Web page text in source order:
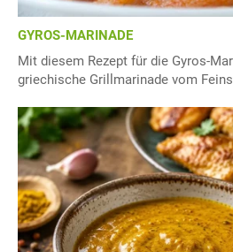
GYROS-MARINADE
Mit diesem Rezept für die Gyros-
griechische Grillmarinade vom